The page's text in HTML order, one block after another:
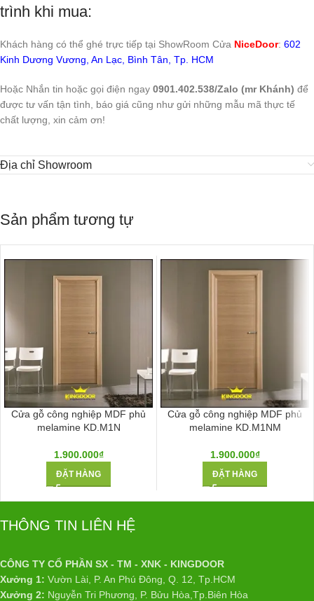
trình khi mua:
Khách hàng có thể ghé trực tiếp tại ShowRoom Cửa NiceDoor: 602
Kinh Dương Vương, An Lạc, Bình Tân, Tp. HCM
Hoặc Nhắn tin hoặc gọi điện ngay 0901.402.538/Zalo (mr Khánh) để
được tư vấn tận tình, báo giá cũng như gửi những mẫu mã thực tế
chất lượng, xin cảm ơn!
Địa chỉ Showroom
Sản phẩm tương tự
Cửa gỗ công nghiệp MDF phủ
melamine KD.M1N
1.900.000₫
ĐẶT HÀNG
Cửa gỗ công nghiệp MDF phủ
melamine KD.M1NM
1.900.000₫
ĐẶT HÀNG
THÔNG TIN LIÊN HỆ
CÔNG TY CỔ PHẦN SX - TM - XNK - KINGDOOR
Xưởng 1: Vườn Lài, P. An Phú Đông, Q. 12, Tp.HCM
Xưởng 2: Nguyễn Tri Phương, P. Bửu Hòa,Tp.Biên Hòa